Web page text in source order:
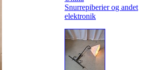
Snurrepiberier og andet
elektronik